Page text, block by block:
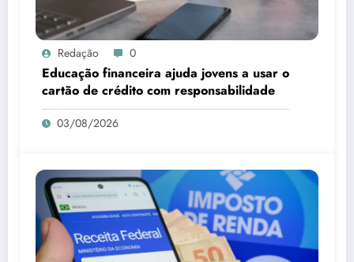
Redação 0
Educação financeira ajuda jovens a usar o
cartão de crédito com responsabilidade
03/08/2026